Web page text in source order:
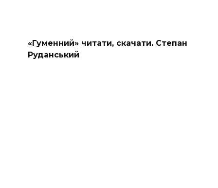
«Гуменний» читати, скачати. Степан
Руданський